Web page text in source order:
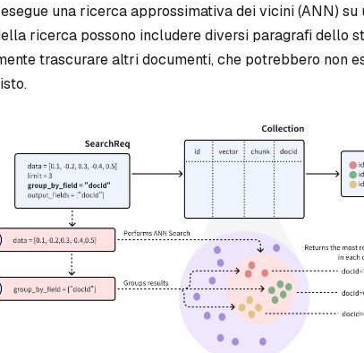
una ricerca approssimativa dei vicini (ANN)
ricerca possono includere diversi paragrafi dello
trascurare altri documenti, che potrebbero non